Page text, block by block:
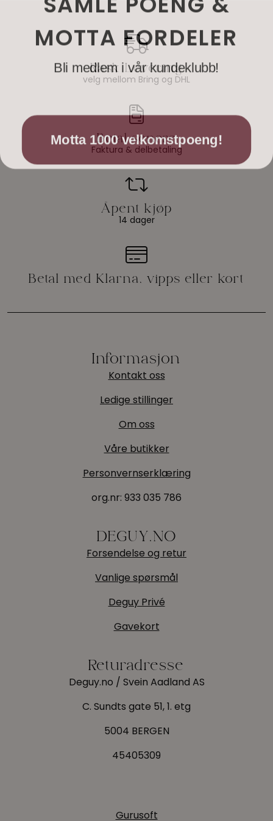
velg mellom Bring og DHL
Faktura & delbetaling
14 dager
Kontakt oss
Ledige stillinger
Om oss
Våre butikker
Personvernserklæring
org.nr: 933 035 786
Forsendelse og retur
Vanlige spørsmål
Deguy Privé
Gavekort
Deguy.no / Svein Aadland AS
C. Sundts gate 51, 1. etg
5004 BERGEN
45405309
Gurusoft
MOTTA FORDELER
Bli medlem i vår kundeklubb!
Motta 1000 velkomstpoeng!